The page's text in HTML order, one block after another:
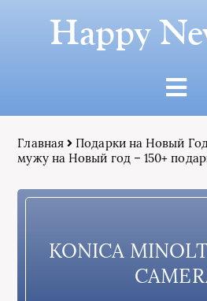
Happy
Главная Подарки на Новый
мужу на Новый год – 150+
KONICA